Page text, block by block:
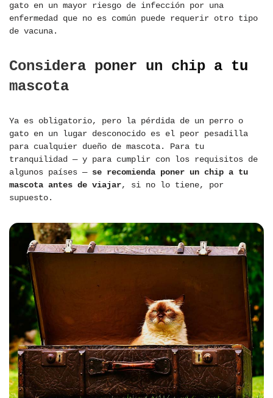
gato en un mayor riesgo de infección por una
enfermedad que no es común puede requerir otro tipo
de vacuna.
Considera poner un chip a tu
mascota
Ya es obligatorio, pero la pérdida de un perro o
gato en un lugar desconocido es el peor pesadilla
para cualquier dueño de mascota. Para tu
tranquilidad — y para cumplir con los requisitos de
algunos países — se recomienda poner un chip a tu
mascota antes de viajar, si no lo tiene, por
supuesto.